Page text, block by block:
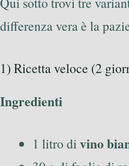
differenza vera è la
1) Ricetta veloce (2
Ingredienti
1 litro divino